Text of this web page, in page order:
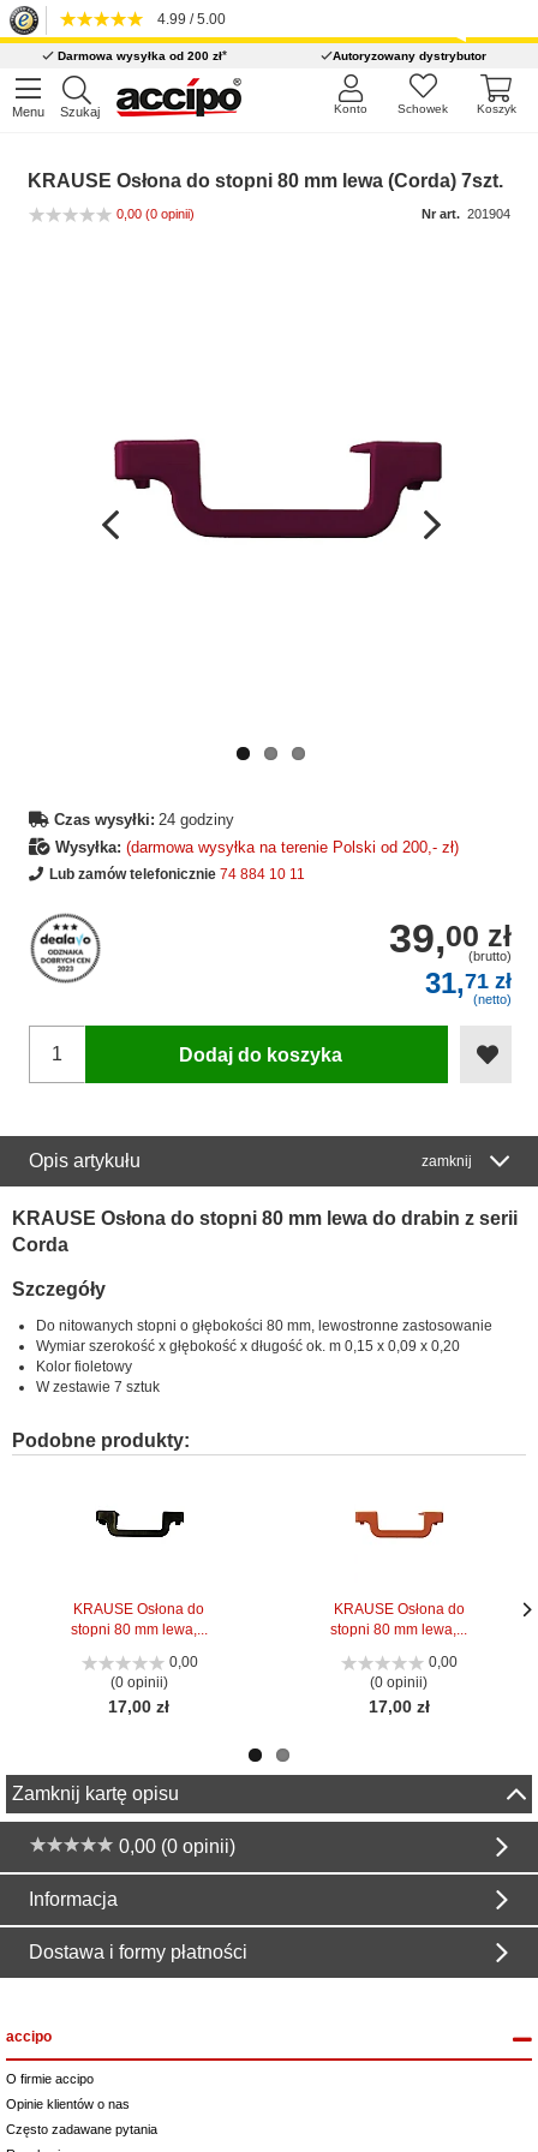
4.99 / 5.00
Darmowa wysyłka od 200 zł* Autoryzowany dystrybutor
Menu Szukaj Koszyk
Schowek
Konto
KRAUSE Osłona do stopni 80 mm lewa (Corda) 7szt.
0,00 (0 opinii) Nr art. 201904
Czas wysyłki: 24 godziny
Wysyłka: (darmowa wysyłka na terenie Polski od 200,- zł)
Lub zamów telefonicznie 74 884 10 11
39,00 zł
(brutto)
31,71 zł
(netto)
Dodaj do koszyka
Opis artykułu zamknij
KRAUSE Osłona do stopni 80 mm lewa do drabin z serii
Corda
Szczegóły
Do nitowanych stopni o głębokości 80 mm, lewostronne zastosowanie
Wymiar szerokość x głębokość x długość ok. m 0,15 x 0,09 x 0,20
Kolor fioletowy
W zestawie 7 sztuk
Podobne produkty:
KRAUSE Osłona do
stopni 80 mm lewa,...
0,00
(0 opinii)
17,00 zł
KRAUSE Osłona do
stopni 80 mm lewa,...
0,00
(0 opinii)
17,00 zł
Zamknij kartę opisu
0,00 (0 opinii)
Informacja
Dostawa i formy płatności
accipo
O firmie accipo
Opinie klientów o nas
Często zadawane pytania